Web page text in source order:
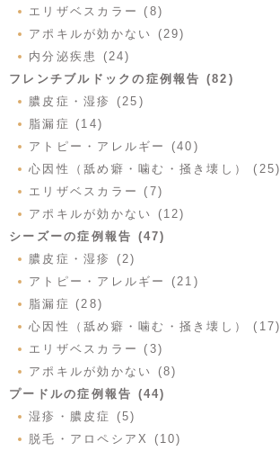
エリザベスカラー (8)
アポキルが効かない (29)
内分泌疾患 (24)
フレンチブルドックの症例報告 (82)
膿皮症・湿疹 (25)
脂漏症 (14)
アトピー・アレルギー (40)
心因性（舐め癖・噛む・掻き壊し） (25)
エリザベスカラー (7)
アポキルが効かない (12)
シーズーの症例報告 (47)
膿皮症・湿疹 (2)
アトピー・アレルギー (21)
脂漏症 (28)
心因性（舐め癖・噛む・掻き壊し） (17)
エリザベスカラー (3)
アポキルが効かない (8)
プードルの症例報告 (44)
湿疹・膿皮症 (5)
脱毛・アロペシアX (10)